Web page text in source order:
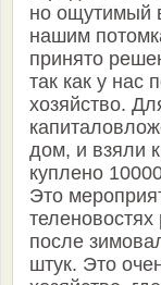
но ощутимый
нашим
принято
так как у нас
хозяйство.
дом, и взяли
куплено
Это
после
штук. Это